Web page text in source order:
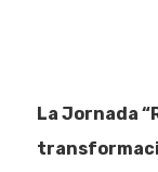
La Jornada